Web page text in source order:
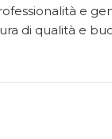
e
di qualità e